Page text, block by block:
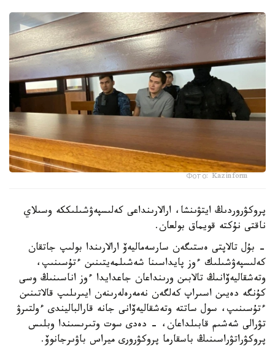
Фото: Kazinform
پروكۋروردىڭ ايتۋىنشا، ارالارىنداعى كەلىسپەۋشىلىككە وسىلاي
ناقتى نۇكتە قويماق بولعان.
- بۇل تالاپتى ەستىگەن سارسەماليەۆ ارالارىندا بولىپ جاتقان
كەلىسپەۋشىلىك ءوز پايداسىنا شەشىلمەيتىنىن ءتۇسىنىپ،
وتەشقاليەۆانىڭ تالابىن ورىنداعان جاعدايدا ءوز اناسىنىڭ وسى
كۇنگە دەيىن اسىراپ كەلگەن نەمەرەلەرىنەن ايىرىلىپ قالاتىنىن
ءتۇسىنىپ، سول ساتتە وتەشقاليەۆانى جانە قارالباليندى ءولتىرۋ
تۋرالى شەشىم قابىلداعان، - دەدى سوت وتىرىسىندا وبلىس
پروكۋراتۋراسىنىڭ باسقارما پروكۋرورى ميراس باۋىرجانوۆ.